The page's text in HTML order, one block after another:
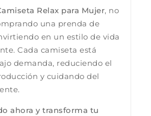
Relax para Mujer, no
una prenda de
en un estilo de vida
Cada camiseta está
demanda, reduciendo el
y cuidando del
ahora y transforma tu